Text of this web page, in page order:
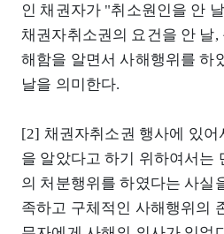
인 채권자가 "취소원인을 안
채권자취소권의 요건을 안 날
해함을 알면서 사해행위를 하
날을 의미한다.
[2] 채권자취소권 행사에 있어
을 알았다고 하기 위하여서는
의 처분행위를 하였다는 사실
족하고 구체적인 사해행위의